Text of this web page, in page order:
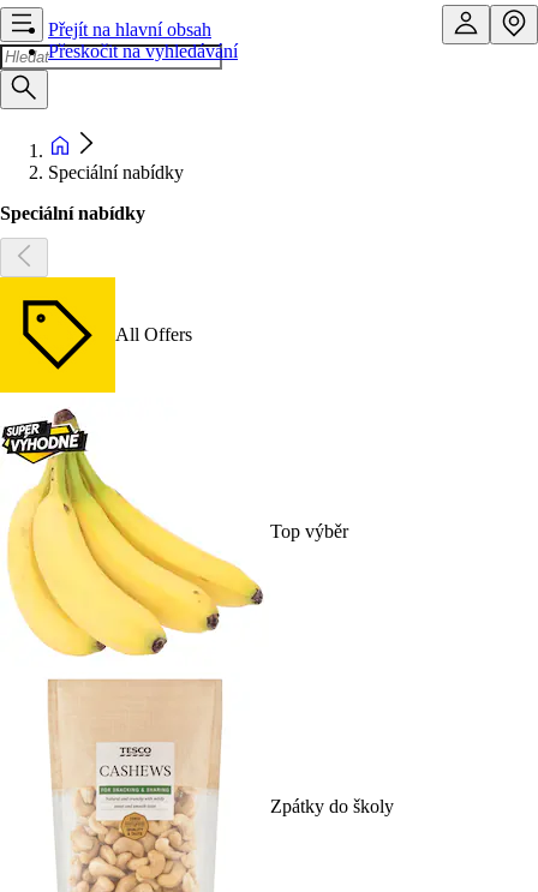
Přejít na hlavní obsah
Přeskočit na vyhledávání
Speciální nabídky
Speciální nabídky
All Offers
Top výběr
Zpátky do školy